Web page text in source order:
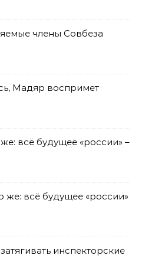
члены Совбеза
Мадяр воспримет
всё будущее «россии» –
же: всё будущее «россии»
инспекторские